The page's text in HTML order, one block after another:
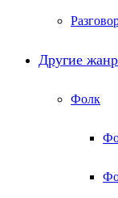
Другие
Фолк